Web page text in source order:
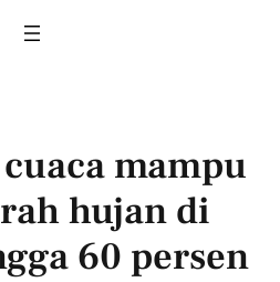
mampu
hujan di
60 persen